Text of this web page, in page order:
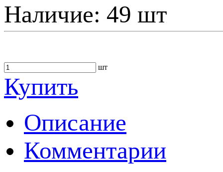
Наличие: 49 шт
шт
Купить
Описание
Комментарии